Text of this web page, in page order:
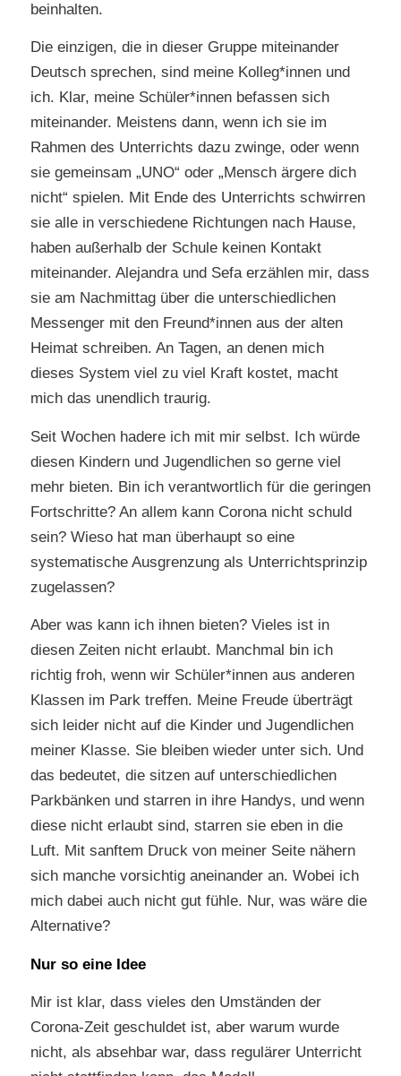
beinhalten.
Die einzigen, die in dieser Gruppe miteinander
Deutsch sprechen, sind meine Kolleg*innen und
ich. Klar, meine Schüler*innen befassen sich
miteinander. Meistens dann, wenn ich sie im
Rahmen des Unterrichts dazu zwinge, oder wenn
sie gemeinsam „UNO“ oder „Mensch ärgere dich
nicht“ spielen. Mit Ende des Unterrichts schwirren
sie alle in verschiedene Richtungen nach Hause,
haben außerhalb der Schule keinen Kontakt
miteinander. Alejandra und Sefa erzählen mir, dass
sie am Nachmittag über die unterschiedlichen
Messenger mit den Freund*innen aus der alten
Heimat schreiben. An Tagen, an denen mich
dieses System viel zu viel Kraft kostet, macht
mich das unendlich traurig.
Seit Wochen hadere ich mit mir selbst. Ich würde
diesen Kindern und Jugendlichen so gerne viel
mehr bieten. Bin ich verantwortlich für die geringen
Fortschritte? An allem kann Corona nicht schuld
sein? Wieso hat man überhaupt so eine
systematische Ausgrenzung als Unterrichtsprinzip
zugelassen?
Aber was kann ich ihnen bieten? Vieles ist in
diesen Zeiten nicht erlaubt. Manchmal bin ich
richtig froh, wenn wir Schüler*innen aus anderen
Klassen im Park treffen. Meine Freude überträgt
sich leider nicht auf die Kinder und Jugendlichen
meiner Klasse. Sie bleiben wieder unter sich. Und
das bedeutet, die sitzen auf unterschiedlichen
Parkbänken und starren in ihre Handys, und wenn
diese nicht erlaubt sind, starren sie eben in die
Luft. Mit sanftem Druck von meiner Seite nähern
sich manche vorsichtig aneinander an. Wobei ich
mich dabei auch nicht gut fühle. Nur, was wäre die
Alternative?
Nur so eine Idee
Mir ist klar, dass vieles den Umständen der
Corona-Zeit geschuldet ist, aber warum wurde
nicht, als absehbar war, dass regulärer Unterricht